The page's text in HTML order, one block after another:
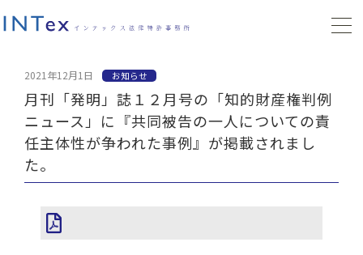
2021年12月1日 お知らせ
月刊「発明」誌１２月号の「知的財産権判例
ニュース」に『共同被告の一人についての責
任主体性が争われた事例』が掲載されまし
た。